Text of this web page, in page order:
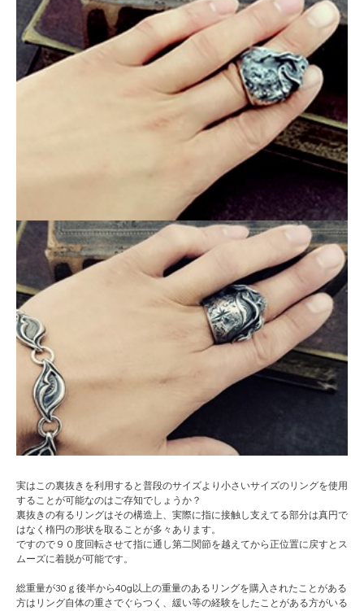
実はこの裏抜きを利用すると普段のサイズより小さいサイズのリングを使用
することが可能なのはご存知でしょうか？
裏抜きの有るリングはその構造上、実際に指に接触し支えてる部分は真円で
はなく楕円の形状を取ることが多々あります。
ですので９０度回転させて指に通し第二関節を越えてから正位置に戻すとス
ムーズに着脱が可能です。
総重量が30ｇ後半から40g以上の重量のあるリングを購入されたことがある
方はリング自体の重さでぐらつく、緩い等の経験をしたことがある方がいる